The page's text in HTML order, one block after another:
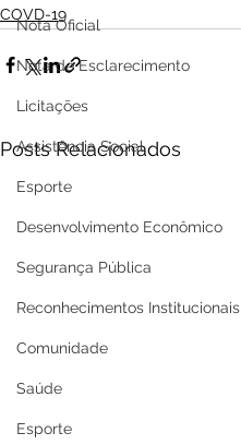
Nota Oficial
Nota de Esclarecimento
Licitações
Assistência Social
Esporte
Desenvolvimento Econômico
Segurança Pública
Reconhecimentos Institucionais
Comunidade
Saúde
Esporte
COVD-19
Posts Relacionados